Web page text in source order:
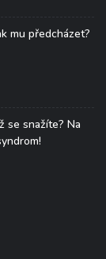
mu předcházet?
se snažíte? Na